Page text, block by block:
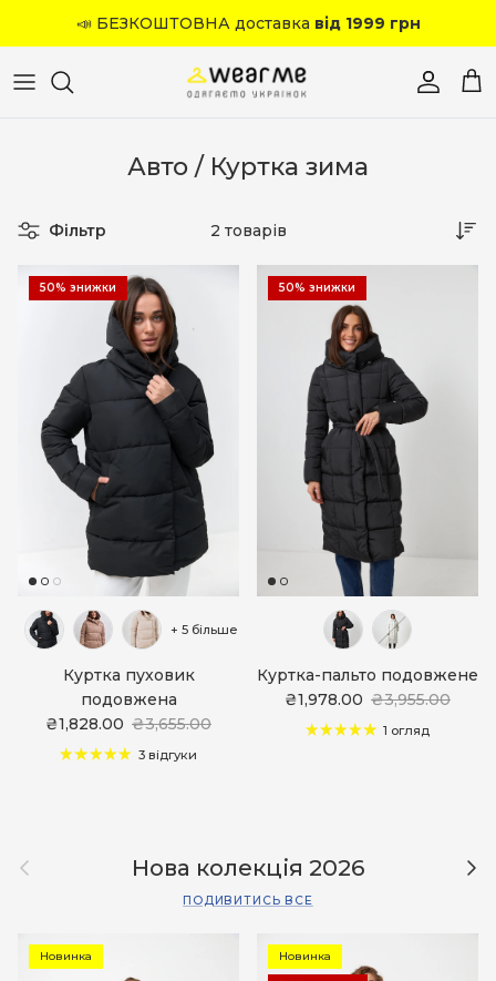
📣 БЕЗКОШТОВНА доставка від 1999 грн
Авто / Куртка зима
Фільтр 2 товарів
50% знижки
Куртка пуховик
подовжена
₴1,828.00 ₴3,655.00
+ 5 більше
3 відгуки
50% знижки
Куртка-пальто подовжене
₴1,978.00 ₴3,955.00
1 огляд
Назад Нова колекція 2026
ПОДИВИТИСЬ ВСЕ
Новинка Новинка